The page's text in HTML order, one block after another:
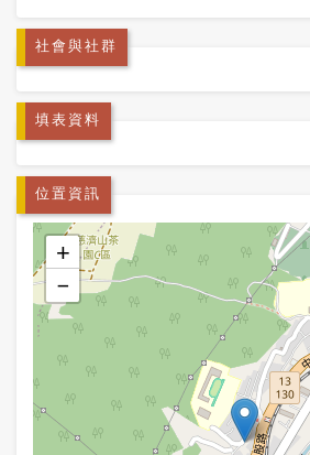
社會與社群
填表資料
位置資訊
+
−